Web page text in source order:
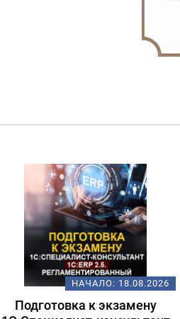
НАЧАЛО: 18.08.2026
Подготовка к экзамену